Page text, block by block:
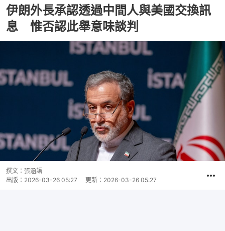
伊朗外長承認透過中間人與美國交換訊
息 惟否認此舉意味談判
撰文： 張涵語
出版： 2026-03-26 05:27 更新： 2026-03-26 05:27